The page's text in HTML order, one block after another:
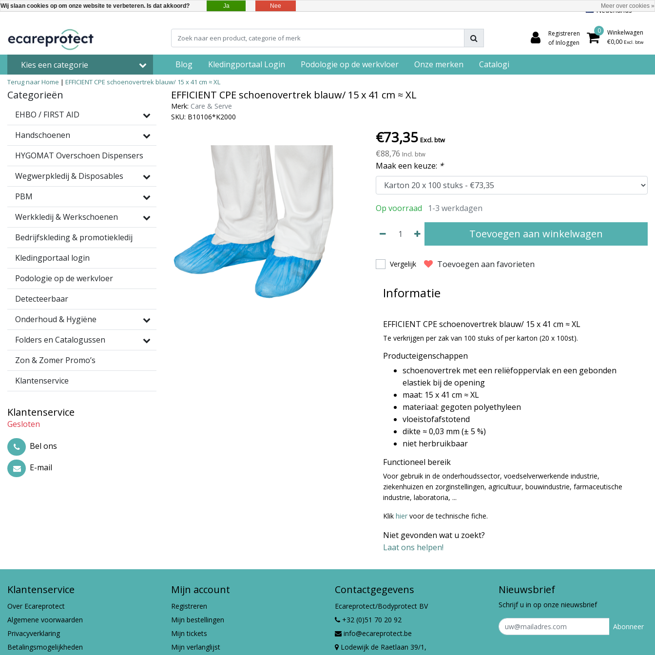
Nederlands
Registreren
of Inloggen
0
Winkelwagen
€0,00 Excl. btw
Kies een categorie Blog Kledingportaal Login Podologie op de werkvloer Onze merken Catalogi
Terug naar Home | EFFICIENT CPE schoenovertrek blauw/ 15 x 41 cm ≈ XL
Categorieën
EHBO / FIRST AID
Handschoenen
HYGOMAT Overschoen Dispensers
Wegwerpkledij & Disposables
PBM
Werkkledij & Werkschoenen
Bedrijfskleding & promotiekledij
Kledingportaal login
Podologie op de werkvloer
Detecteerbaar
Onderhoud & Hygiëne
Folders en Catalogussen
Zon & Zomer Promo’s
Klantenservice
Klantenservice
Gesloten
Bel ons
E-mail
EFFICIENT CPE schoenovertrek blauw/ 15 x 41 cm ≈ XL
Merk: Care & Serve
SKU: B10106*K2000
€73,35 Excl. btw
€88,76 Incl. btw
Maak een keuze: *
Op voorraad 1-3 werkdagen
Toevoegen aan winkelwagen
Vergelijk Toevoegen aan favorieten
Informatie
EFFICIENT CPE schoenovertrek blauw/ 15 x 41 cm ≈ XL
Te verkrijgen per zak van 100 stuks of per karton (20 x 100st).
Producteigenschappen
schoenovertrek met een reliëfoppervlak en een gebonden
elastiek bij de opening
maat: 15 x 41 cm ≈ XL
materiaal: gegoten polyethyleen
vloeistofafstotend
dikte ≈ 0,03 mm (± 5 %)
niet herbruikbaar
Functioneel bereik
Voor gebruik in de onderhoudssector, voedselverwerkende industrie,
ziekenhuizen en zorginstellingen, agricultuur, bouwindustrie, farmaceutische
industrie, laboratoria, ...
Klik hier voor de technische fiche.
Niet gevonden wat u zoekt?
Laat ons helpen!
Klantenservice
Over Ecareprotect
Algemene voorwaarden
Privacyverklaring
Betalingsmogelijkheden
Mijn account
Registreren
Mijn bestellingen
Mijn tickets
Mijn verlanglijst
Contactgegevens
Ecareprotect/Bodyprotect BV
+32 (0)51 70 20 92
info@ecareprotect.be
Lodewijk de Raetlaan 39/1,
Nieuwsbrief
Schrijf u in op onze nieuwsbrief
Abonneer
Wij slaan cookies op om onze website te verbeteren. Is dat akkoord? Ja Nee Meer over cookies »